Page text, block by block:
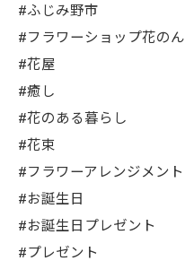
#ふじみ野市
#フラワーショップ花のん
#花屋
#癒し
#花のある暮らし
#花束
#フラワーアレンジメント
#お誕生日
#お誕生日プレゼント
#プレゼント